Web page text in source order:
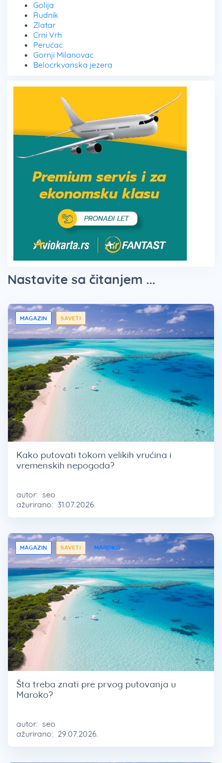
Golija
Rudnik
Zlatar
Crni Vrh
Perućac
Gornji Milanovac
Belocrkvanska jezera
Nastavite sa čitanjem ...
MAGAZIN SAVETI
Kako putovati tokom velikih vrućina i
vremenskih nepogoda?
autor: seo
ažurirano: 31.07.2026.
MAGAZIN SAVETI MAROKO
Šta treba znati pre prvog putovanja u
Maroko?
autor: seo
ažurirano: 29.07.2026.